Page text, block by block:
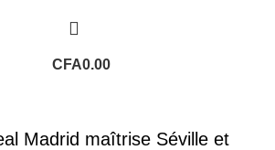
CFA0.00
Madrid maîtrise Séville et